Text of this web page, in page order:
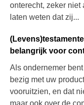
onterecht, zeker niet
laten weten dat zij...
belangrijk voor
Als ondernemer
bezig met uw
vooruitzien, en dat
maar ook over de